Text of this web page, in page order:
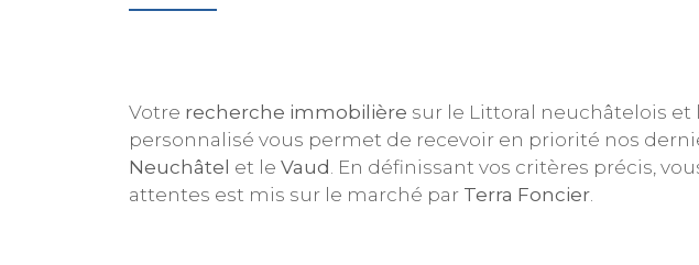
Votre recherche immobilière sur le Littoral neuchâtelois et
personnalisé vous permet de recevoir en priorité nos
Neuchâtel et le Vaud . En définissant vos critères précis,
attentes est mis sur le marché par Terra Foncier.